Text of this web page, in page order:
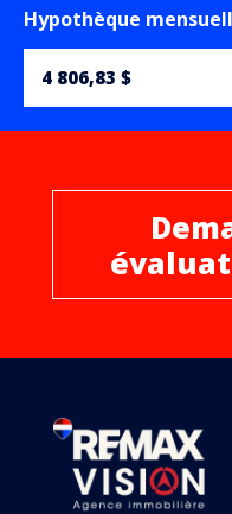
Hypothèque
4 806,83 $